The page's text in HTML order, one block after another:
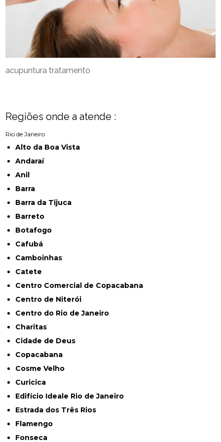
acupuntura tratamento
Regiões onde a atende :
Rio de Janeiro
Alto da Boa Vista
Andaraí
Anil
Barra
Barra da Tijuca
Barreto
Botafogo
Cafubá
Camboinhas
Catete
Centro Comercial de Copacabana
Centro de Niterói
Centro do Rio de Janeiro
Charitas
Cidade de Deus
Copacabana
Cosme Velho
Curicica
Edifício Ideale Rio de Janeiro
Estrada dos Três Rios
Flamengo
Fonseca